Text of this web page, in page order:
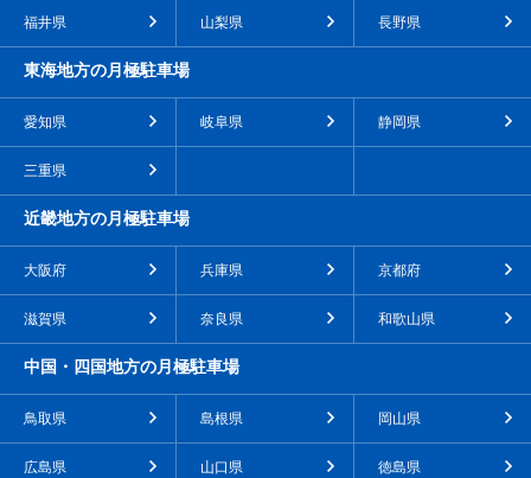
福井県 山梨県 長野県
東海地方の月極駐車場
愛知県 岐阜県 静岡県
三重県
近畿地方の月極駐車場
大阪府 兵庫県 京都府
滋賀県 奈良県 和歌山県
中国・四国地方の月極駐車場
鳥取県 島根県 岡山県
広島県 山口県 徳島県